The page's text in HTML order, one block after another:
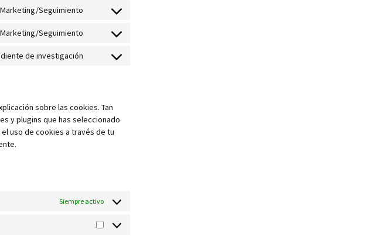
facebook
service
hotjar
Marketing/Seguimiento
Consent
service
google-
Marketing/Seguimiento
Consent
service
de investigación
Consent
sobre las cookies. Tan
y plugins que has seleccionado
uso de cookies a través de tu
Siempre activo
Estadísticas